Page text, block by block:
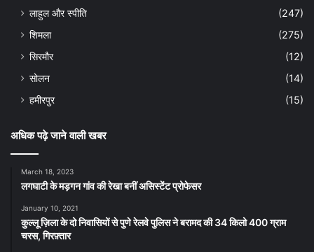
लाहुल और स्पीति
(247)
शिमला
(275)
सिरमौर
(12)
सोलन
(14)
हमीरपुर
(15)
अधिक पढ़े जाने वाली खबर
March 18, 2023
लगघाटी के मड़गन गांव की रेखा बनीं असिस्टेंट प्रोफेसर
January 10, 2021
कुल्लू ज़िला के दो निवासियों से पुणे रेलवे पुलिस ने बरामद की 34 किलो 400 ग्राम
चरस, गिरफ़्तार